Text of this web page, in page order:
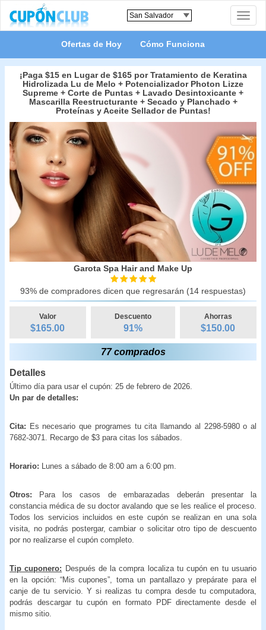
Toggle
Ofertas de Hoy Cómo Funciona
¡Paga $15 en Lugar de $165 por Tratamiento de Keratina
Hidrolizada Lu de Melo + Potencializador Photon Lizze
Supreme + Corte de Puntas + Lavado Desintoxicante +
Mascarilla Reestructurante + Secado y Planchado +
Proteínas y Aceite Sellador de Puntas!
Garota Spa Hair and Make Up
93% de compradores dicen que regresarán (14 respuestas)
Valor
$165.00
Descuento
91%
Ahorras
$150.00
77 comprados
Detalles
Último día para usar el cupón: 25 de febrero de 2026.
Un par de detalles:
Cita: Es necesario que programes tu cita llamando al 2298-5980 o al
7682-3071. Recargo de $3 para citas los sábados.
Horario: Lunes a sábado de 8:00 am a 6:00 pm.
Otros:
Para los casos de embarazadas deberán presentar la
constancia médica de su doctor avalando que se les realice el proceso.
Todos los servicios incluidos en este cupón se realizan en una sola
visita, no podrás postergar, cambiar o solicitar otro tipo de descuento
por no realizarse el cupón completo.
Tip cuponero: Después de la compra localiza tu cupón en tu usuario
en la opción: “Mis cupones”, toma un pantallazo y prepárate para el
canje de tu servicio. Y si realizas tu compra desde tu computadora,
podrás descargar tu cupón en formato PDF directamente desde el
mismo sitio.